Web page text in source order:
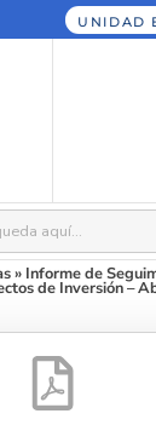
UNIDAD
» Informe de
de Inversión –